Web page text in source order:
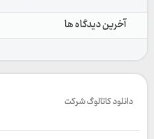
آخرین دیدگاه ها
دانلود کاتالوگ شرکت